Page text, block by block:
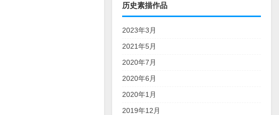
历史素描作品
2023年3月
2021年5月
2020年7月
2020年6月
2020年1月
2019年12月